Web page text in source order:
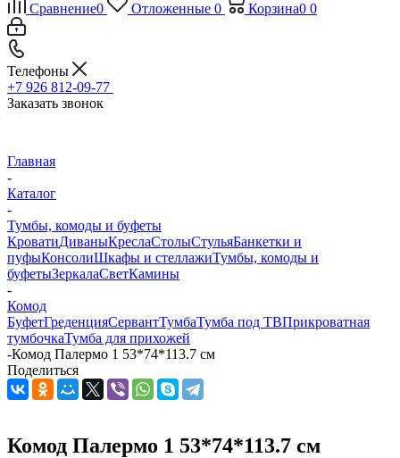
Сравнение0 Отложенные 0 Корзина0 0
Телефоны
+7 926 812-09-77
Заказать звонок
Главная
-
Каталог
-
Тумбы, комоды и буфеты
КроватиДиваныКреслаСтолыСтульяБанкетки и
пуфыКонсолиШкафы и стеллажиТумбы, комоды и
буфетыЗеркалаСветКамины
-
Комод
БуфетГреденцияСервантТумбаТумба под ТВПрикроватная
тумбочкаТумба для прихожей
-Комод Палермо 1 53*74*113.7 см
Поделиться
Комод Палермо 1 53*74*113.7 см